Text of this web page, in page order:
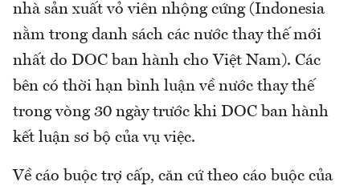
nhà sản xuất vỏ viên nhộng cứng (Indonesia
nằm trong danh sách các nước thay thế mới
nhất do DOC ban hành cho Việt Nam). Các
bên có thời hạn bình luận về nước thay thế
trong vòng 30 ngày trước khi DOC ban hành
kết luận sơ bộ của vụ việc.
Về cáo buộc trợ cấp, căn cứ theo cáo buộc của